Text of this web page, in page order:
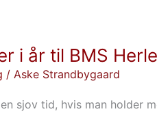
i år til BMS
/ Aske Strandbygaard
sjov tid, hvis man holder